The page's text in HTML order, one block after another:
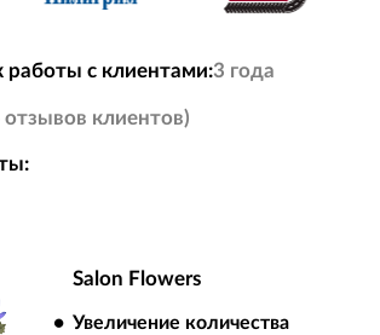
работы с клиентами:3 года
отзывов клиентов)
Salon Flowers
Увеличение количества